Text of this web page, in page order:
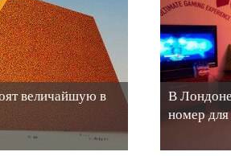
величайшую в
В
номер